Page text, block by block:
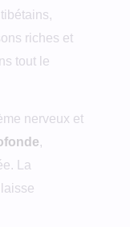
riches et
tout le
nerveux et
,
La